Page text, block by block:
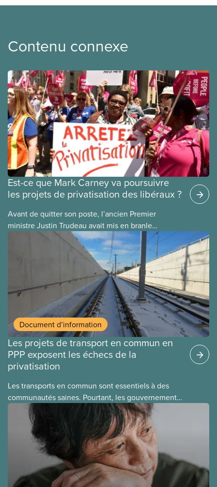
Contenu connexe
Est-ce que Mark Carney va poursuivre
les projets de privatisation des libéraux ?
Avant de quitter son poste, l’ancien Premier
ministre Justin Trudeau avait mis en branle
plusieurs projets de privatisation, dans l’espoir que
son successeur les mènerait à terme. Voici
Document d’information
Les projets de transport en commun en
PPP exposent les échecs de la
privatisation
Les transports en commun sont essentiels à des
communautés saines. Pourtant, les gouvernements
laissent des entreprises les exploiter à des fins
lucratives. Ce nouveau document d’information
explique les échecs de la privatisation de réseaux
de transport en commun et les problèmes
fondamentaux des PPP, quel que soit le projet.